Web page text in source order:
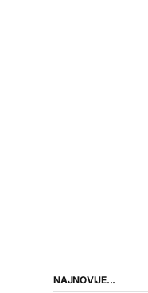
NAJNOVIJE...